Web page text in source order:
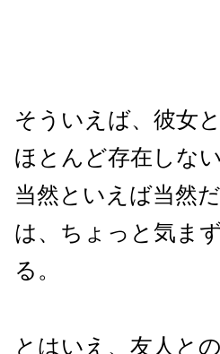
そういえば、彼女
ほとんど存在しな
当然といえば当然
は、ちょっと気ま
る。
とはいえ、友人と